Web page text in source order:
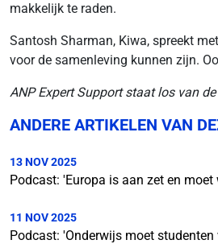
makkelijk te raden.
Santosh Sharman, Kiwa, spreekt
voor de samenleving kunnen zijn.
ANP Expert Support staat los van
ANDERE ARTIKELEN VAN
13 NOV 2025
Podcast: 'Europa is aan zet en moet
11 NOV 2025
Podcast: 'Onderwijs moet